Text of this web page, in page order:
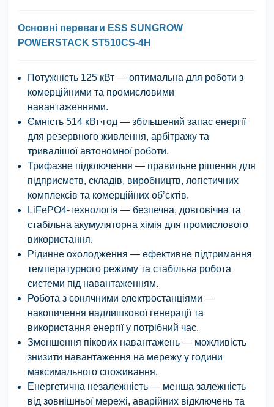
Основні переваги ESS SUNGROW
POWERSTACK ST510CS-4H
Потужність 125 кВт — оптимальна для роботи з
комерційними та промисловими
навантаженнями.
Ємність 514 кВт·год — збільшений запас енергії
для резервного живлення, арбітражу та
тривалішої автономної роботи.
Трифазне підключення — правильне рішення для
підприємств, складів, виробництв, логістичних
комплексів та комерційних об’єктів.
LiFePO4-технологія — безпечна, довговічна та
стабільна акумуляторна хімія для промислового
використання.
Рідинне охолодження — ефективне підтримання
температурного режиму та стабільна робота
системи під навантаженням.
Робота з сонячними електростанціями —
накопичення надлишкової генерації та
використання енергії у потрібний час.
Зменшення пікових навантажень — можливість
знизити навантаження на мережу у години
максимального споживання.
Енергетична незалежність — менша залежність
від зовнішньої мережі, аварійних відключень та